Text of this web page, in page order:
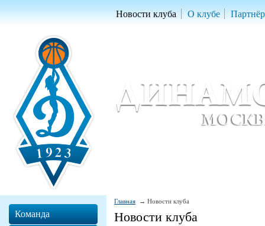
Новости клуба О клубе
Главная Новости клуба
Новости клуба
Команда